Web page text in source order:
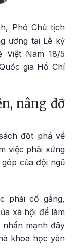
Phó Chủ tịch
ương tại Lễ kỷ
Việt Nam 18/5
gia Hồ Chí
nâng đỡ
đột phá về
việc phải xứng
của đội ngũ
phải cố gắng,
xã hội để làm
mạnh đây
khoa học yên